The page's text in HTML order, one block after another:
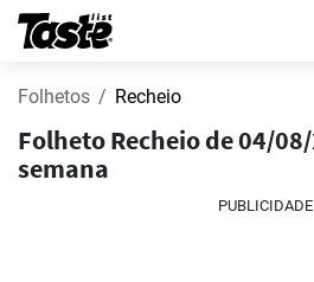
Folhetos Recheio
Folheto Recheio de 04/
semana
PUBLICIDADE